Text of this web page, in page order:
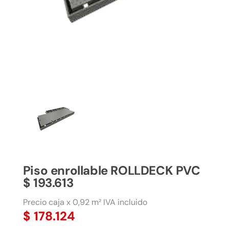
Piso enrollable ROLLDECK PVC
$ 193.613
Precio caja x 0,92 m² IVA incluido
$ 178.124